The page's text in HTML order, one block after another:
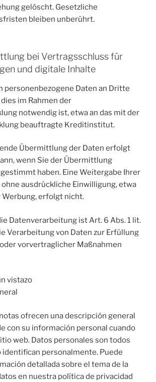
gelöscht. Gesetzliche
bleiben unberührt.
bei Vertragsschluss für
und digitale Inhalte
Daten an Dritte
im Rahmen der
notwendig ist, etwa an das mit der
beauftragte Kreditinstitut.
Übermittlung der Daten erfolgt
wenn Sie der Übermittlung
haben. Eine Weitergabe Ihrer
ausdrückliche Einwilligung, etwa
Werbung, erfolgt nicht.
Datenverarbeitung ist Art. 6 Abs. 1 lit.
Verarbeitung von Daten zur Erfüllung
vorvertraglicher Maßnahmen
vistazo
ofrecen una descripción general
con su información personal cuando
web. Datos personales son todos
identifican personalmente. Puede
detallada sobre el tema de la
en nuestra política de privacidad